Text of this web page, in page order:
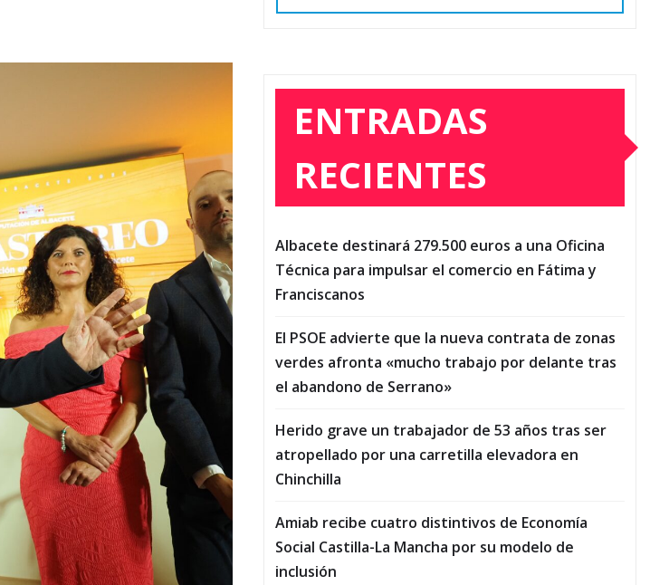
ENTRADAS
RECIENTES
Albacete destinará 279.500 euros a una Oficina
Técnica para impulsar el comercio en Fátima y
Franciscanos
El PSOE advierte que la nueva contrata de zonas
verdes afronta «mucho trabajo por delante tras
el abandono de Serrano»
Herido grave un trabajador de 53 años tras ser
atropellado por una carretilla elevadora en
Chinchilla
Amiab recibe cuatro distintivos de Economía
Social Castilla-La Mancha por su modelo de
inclusión